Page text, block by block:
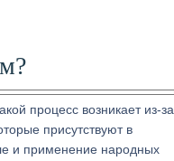
процесс возникает из-за
присутствуют в
и применение народных